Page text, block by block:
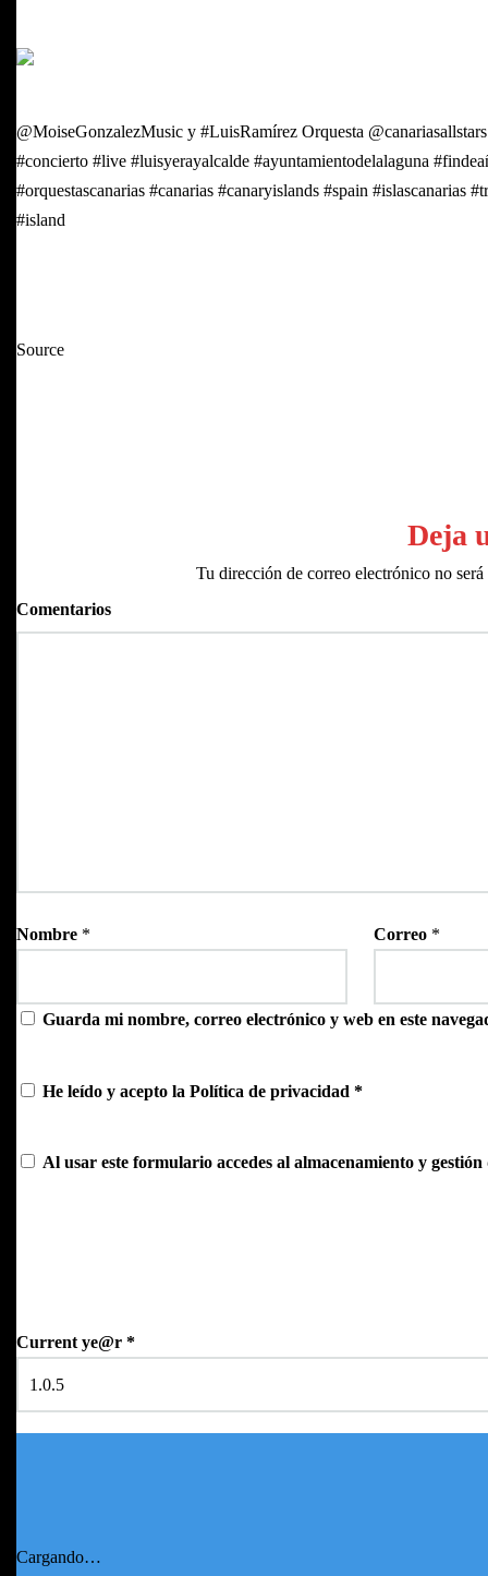
@MoiseGonzalezMusic y #LuisRamírez Orquesta
#concierto #live #luisyerayalcalde #ayuntamientodelalaguna
#orquestascanarias #canarias #canaryislands #spain #islascanarias
#island
Source
Deja
Tu dirección de correo electrónico no
Comentarios
Nombre * Correo *
Guarda mi nombre, correo electrónico y web en este
He leído y acepto la Política de privacidad *
Al usar este formulario accedes al almacenamiento y
Current ye@r *
Cargando…